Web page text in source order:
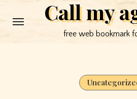
to
Call my
free web bookmark